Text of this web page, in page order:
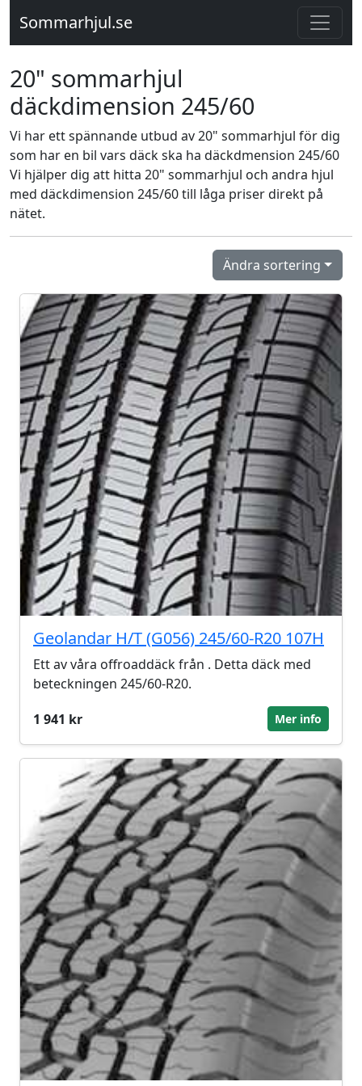
Sommarhjul.se
20" sommarhjul
däckdimension 245/60
Vi har ett spännande utbud av 20" sommarhjul för dig
som har en bil vars däck ska ha däckdmension 245/60
Vi hjälper dig att hitta 20" sommarhjul och andra hjul
med däckdimension 245/60 till låga priser direkt på
nätet.
Ändra sortering
Geolandar H/T (G056) 245/60-R20 107H
Ett av våra offroaddäck från . Detta däck med
beteckningen 245/60-R20.
1 941 kr
Mer info